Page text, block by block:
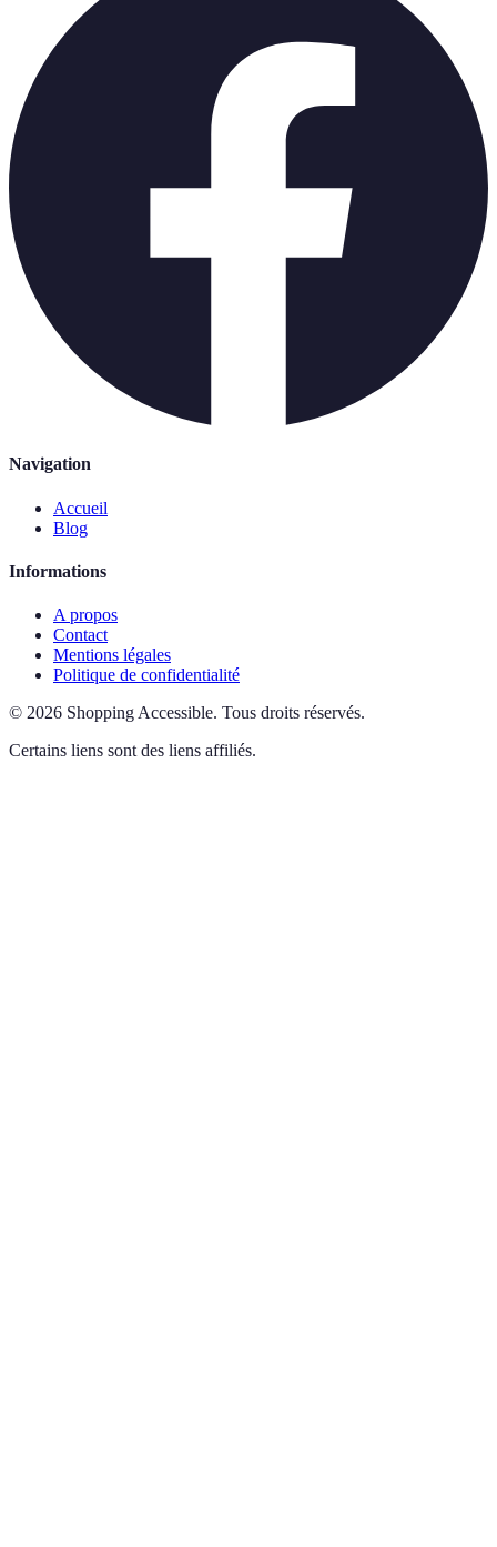
Navigation
Accueil
Blog
Informations
A propos
Contact
Mentions légales
Politique de confidentialité
© 2026 Shopping Accessible. Tous droits réservés.
Certains liens sont des liens affiliés.